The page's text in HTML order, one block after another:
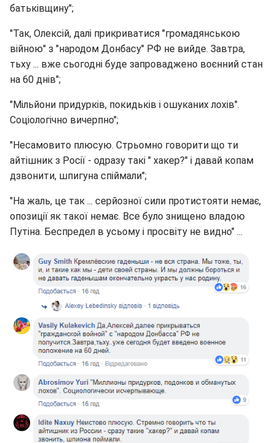
батьківщину";
"Так, Олексій, далі прикриватися "громадянською
війною" з "народом Донбасу" РФ не вийде. Завтра,
тьху ... вже сьогодні буде запроваджено воєнний стан
на 60 днів";
"Мільйони придурків, покидьків і ошуканих лохів".
Соціологічно вичерпно";
"Несамовито плюсую. Стрьомно говорити що ти
айтішник з Росії - одразу такі " хакер?" і давай копам
дзвонити, шпигуна спіймали";
"На жаль, це так ... серйозної сили протистояти немає,
опозиції як такої немає. Все було знищено владою
Путіна. Беспредел в усьому і просвіту не видно" ...